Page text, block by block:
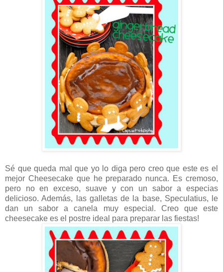
Sé que queda mal que yo lo diga pero creo que este es el
mejor Cheesecake que he preparado nunca. Es cremoso,
pero no en exceso, suave y con un sabor a especias
delicioso. Además, las galletas de la base, Speculatius, le
dan un sabor a canela muy especial. Creo que este
cheesecake es el postre ideal para preparar las fiestas!